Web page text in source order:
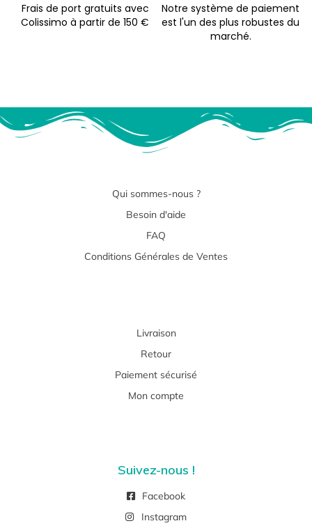
Frais de port gratuits avec
Colissimo à partir de 150 €
Notre système de paiement
est l'un des plus robustes du
marché.
Qui sommes-nous ?
Besoin d'aide
FAQ
Conditions Générales de Ventes
Livraison
Retour
Paiement sécurisé
Mon compte
Suivez-nous !
Facebook
Instagram